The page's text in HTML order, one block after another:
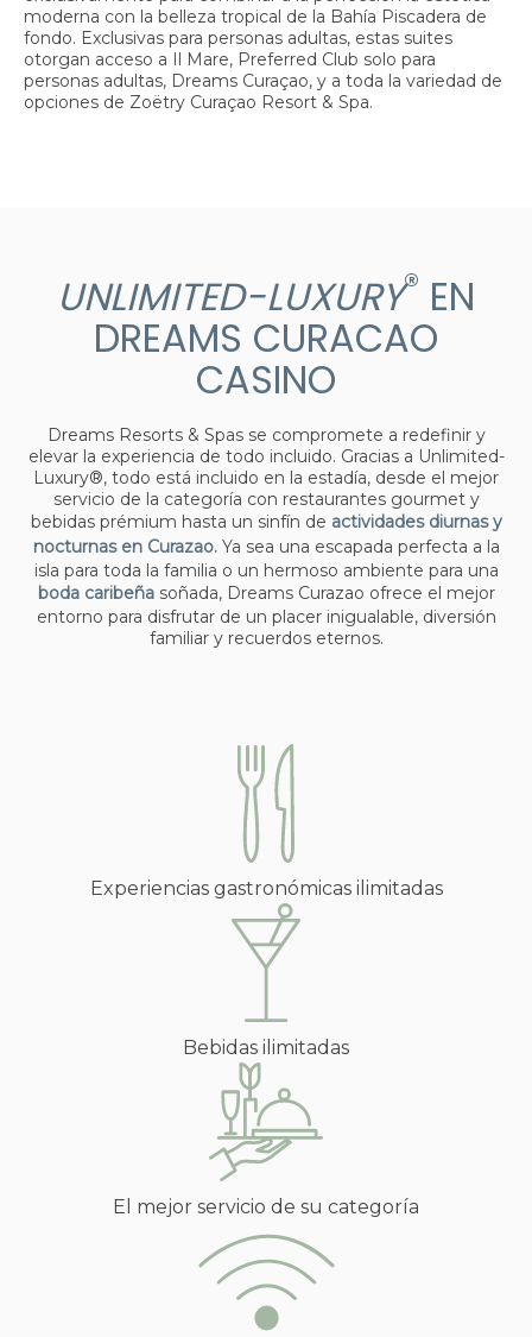
moderna con la belleza tropical de la Bahía Piscadera​ de
fondo. Exclusivas para personas adultas, estas suites
otorgan acceso a Il Mare, Preferred Club solo para
personas adultas, Dreams Curaçao, y a toda la variedad de
opciones de Zoëtry Curaçao Resort & Spa.
UNLIMITED-LUXURY® EN
DREAMS CURACAO
CASINO
Dreams Resorts & Spas se compromete a redefinir y
elevar la experiencia de todo incluido. Gracias a Unlimited-
Luxury®, todo está incluido en la estadía, desde el mejor
servicio de la categoría con restaurantes gourmet y
bebidas prémium hasta un sinfín de actividades diurnas y
nocturnas en Curazao.Ya sea una escapada perfecta a la
isla para toda la familia o un hermoso ambiente para una
boda caribeñasoñada, Dreams Curazao ofrece el mejor
entorno para disfrutar de un placer inigualable, diversión
familiar y recuerdos eternos.
Experiencias gastronómicas ilimitadas
Bebidas ilimitadas
El mejor servicio de su categoría